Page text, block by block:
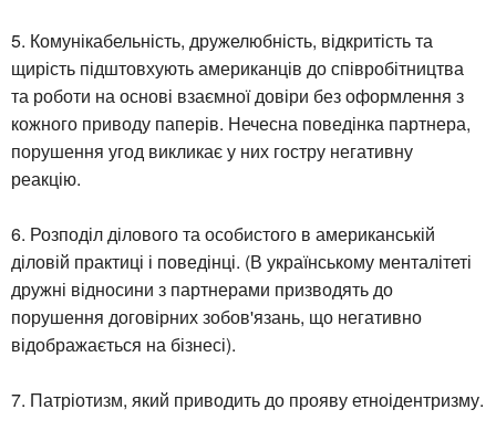
5. Комунікабельність, дружелюбність, відкритість та
щирість підштовхують американців до співробітництва
та роботи на основі взаємної довіри без оформлення з
кожного приводу паперів. Нечесна поведінка партнера,
порушення угод викликає у них гостру негативну
реакцію.
6. Розподіл ділового та особистого в американській
діловій практиці і поведінці. (В українському менталітеті
дружні відносини з партнерами призводять до
порушення договірних зобов'язань, що негативно
відображається на бізнесі).
7. Патріотизм, який приводить до прояву етноідентризму.